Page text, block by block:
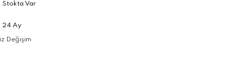
Stokta Var
24 Ay
Değişim